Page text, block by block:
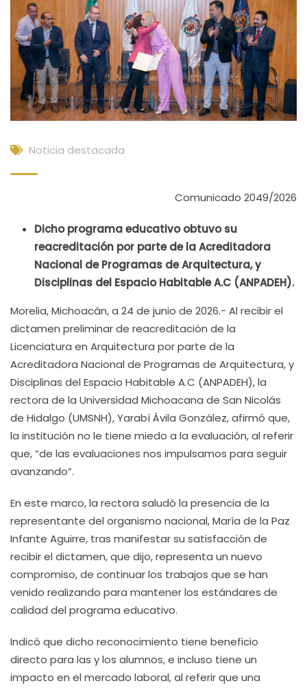
Noticia destacada
Comunicado 2049/2026
Dicho programa educativo obtuvo su
reacreditación por parte de la Acreditadora
Nacional de Programas de Arquitectura, y
Disciplinas del Espacio Habitable A.C (ANPADEH).
Morelia, Michoacán, a 24 de junio de 2026.- Al recibir el
dictamen preliminar de reacreditación de la
Licenciatura en Arquitectura por parte de la
Acreditadora Nacional de Programas de Arquitectura, y
Disciplinas del Espacio Habitable A.C (ANPADEH), la
rectora de la Universidad Michoacana de San Nicolás
de Hidalgo (UMSNH), Yarabí Ávila González, afirmó que,
la institución no le tiene miedo a la evaluación, al referir
que, “de las evaluaciones nos impulsamos para seguir
avanzando”.
En este marco, la rectora saludó la presencia de la
representante del organismo nacional, María de la Paz
Infante Aguirre, tras manifestar su satisfacción de
recibir el dictamen, que dijo, representa un nuevo
compromiso, de continuar los trabajos que se han
venido realizando para mantener los estándares de
calidad del programa educativo.
Indicó que dicho reconocimiento tiene beneficio
directo para las y los alumnos, e incluso tiene un
impacto en el mercado laboral, al referir que una